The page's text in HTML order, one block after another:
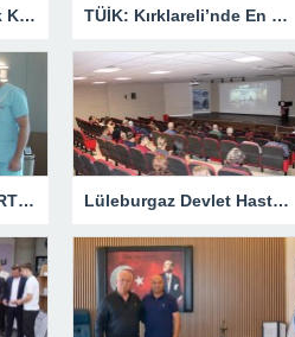
“Her Gün 252 Kepenk Kapanıyor… Bu Bir İflas Değil, Çığlıktır!” TÜİK: Kırklareli’nde En Büyük Ölüm Nedeni Dolaşım Sistemi Hastalıkları
“GİZLİ KANSER” AORT ANEVRİZMASI KAPALI YÖNTEMLE TEDAVİ EDİLDİ Lüleburgaz Devlet Hastanesi’nden Dünya Emzirme Haftası Katılımı